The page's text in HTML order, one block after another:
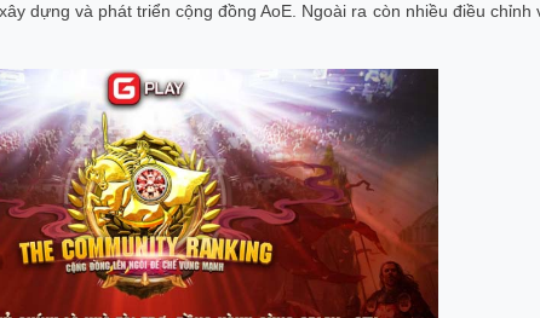
dựng và phát triển cộng đồng AoE. Ngoài ra còn nhiều điều chỉnh